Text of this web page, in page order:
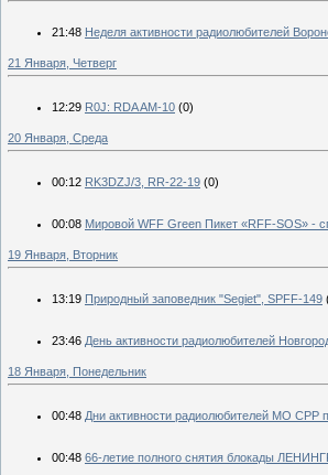
21:48 Неделя активности радиолюбителей
21 Января, Четверг
12:29 R0J: RDA AM-10 (0)
20 Января, Среда
00:12 RK3DZJ/3, RR-22-19 (0)
00:08 Мировой WFF Green Пикет «RFF-SOS» -
19 Января, Вторник
13:19 Природный заповедник "Segiet", SPFF-149
23:46 День активности радиолюбителей
18 Января, Понедельник
00:48 Дни активности радиолюбителей МО СРР
00:48 66-летие полного снятия блокады